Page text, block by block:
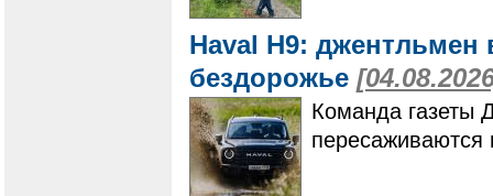
Haval H9:
бездорожье
Команда газеты
пересаживаются